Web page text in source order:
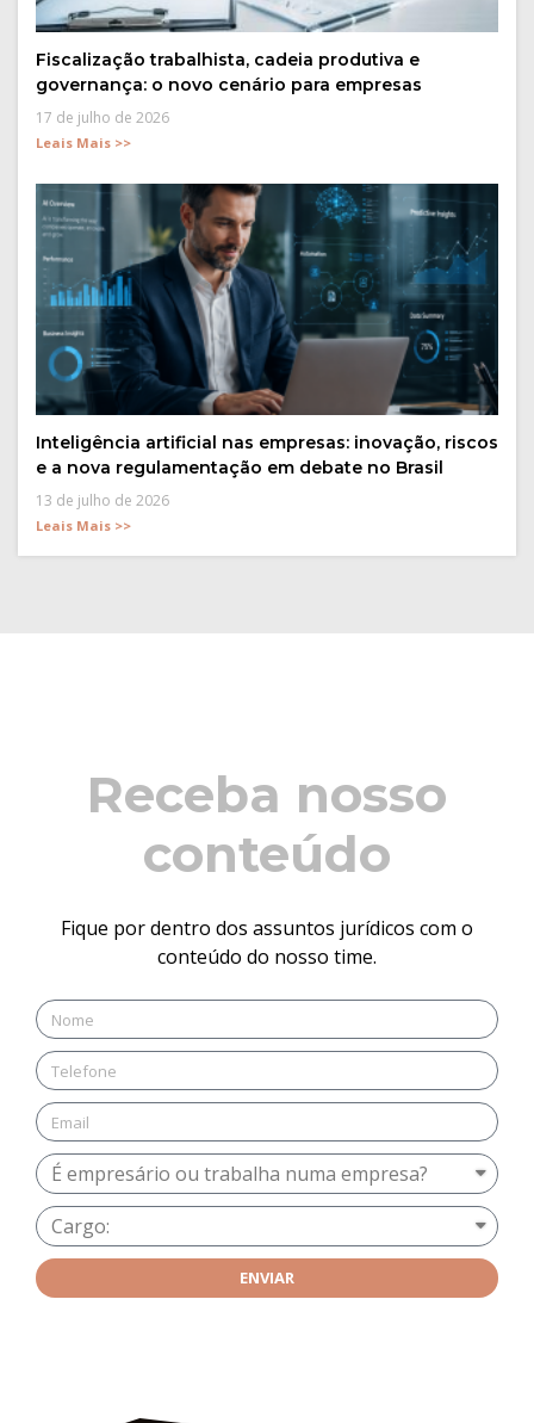
Fiscalização trabalhista, cadeia produtiva e
governança: o novo cenário para empresas
17 de julho de 2026
Leais Mais >>
Inteligência artificial nas empresas: inovação, riscos
e a nova regulamentação em debate no Brasil
13 de julho de 2026
Leais Mais >>
Receba nosso
conteúdo
Fique por dentro dos assuntos jurídicos com o
conteúdo do nosso time.
ENVIAR